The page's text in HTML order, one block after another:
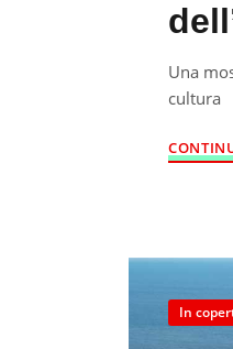
Una
cultura
In